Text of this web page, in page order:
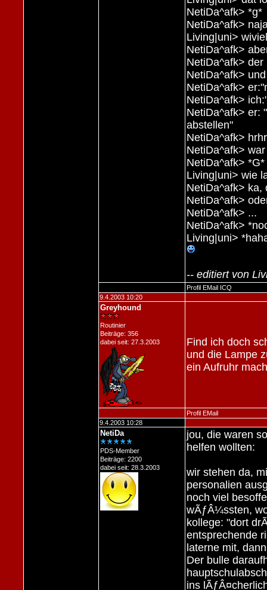
NetiDa^afk> *g*
NetiDa^afk>
Living|uni>
NetiDa^afk>
NetiDa^afk>
NetiDa^afk>
NetiDa^afk>
NetiDa^afk>
NetiDa^afk> er:
abstellen"
NetiDa^afk> hrhr
NetiDa^afk>
NetiDa^afk> *G*
Living|uni> wie
NetiDa^afk> ka,
NetiDa^afk>
NetiDa^afk> ...
NetiDa^afk>
Living|uni>
-- editiert von
Profil EMail ICQ
9.4.2003 10:20
Greyhound
Routinier
Beiträge: 356
dabei seit: 27.3.2003
Find ich doch
und die Lampe
ein Aufruhr
Profil EMail
9.4.2003 10:28
NetiDa
PDS-Member
Beiträge: 2200
dabei seit: 28.3.2003
jou, die waren
helfen wollten:
wir stehen da,
personalien
noch viel
wÃƒÂ¼ssten,
kollege: "dort
entsprechende
laterne mit,
Der bulle
ins